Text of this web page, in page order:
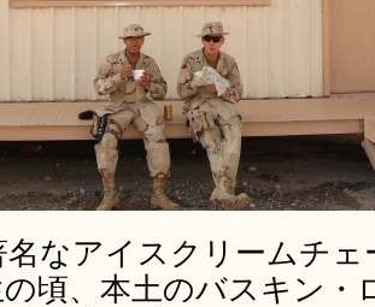
名なアイスクリームチ
頃、本土のバスキン